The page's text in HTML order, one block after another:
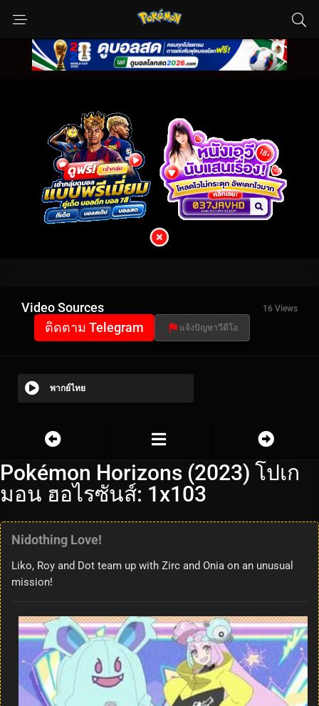
Video Sources 16 Views
ติดตาม Telegram แจ้งปัญหาวีดีโอ
พากย์ไทย
Pokémon Horizons (2023) โปเก
มอน ฮอไรซันส์: 1x103
Nidothing Love!
Liko, Roy and Dot team up with Zirc and Onia on an unusual
mission!